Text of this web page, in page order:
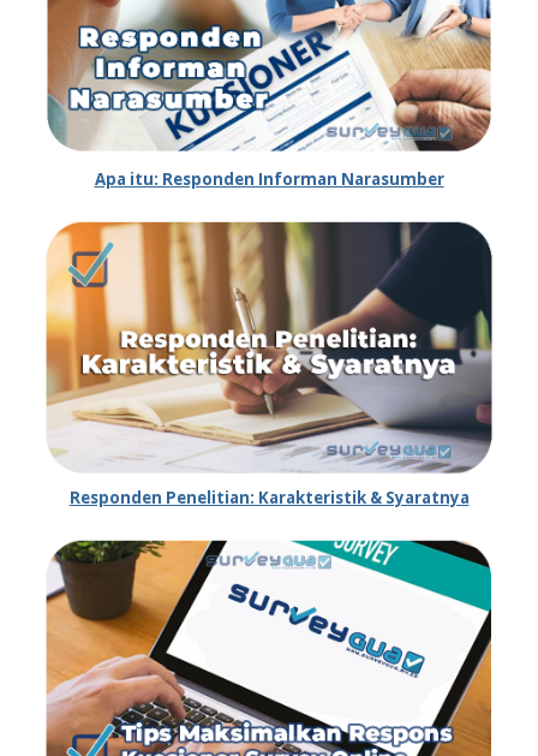
Apa itu: Responden Informan Narasumber
Responden Penelitian: Karakteristik & Syaratnya